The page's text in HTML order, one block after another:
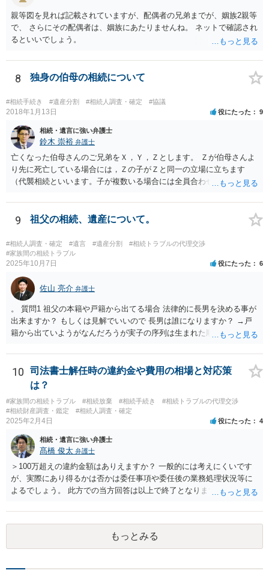
親等図を見れば記載されていますが、配偶者の兄弟までが、姻族2親等
で、 さらにその配偶者は、姻族にあたりませんね。 ネットで確認され
るといいでしょう。
8 独身の伯母の相続について
#相続手続き #遺産分割 #相続人調査・確定 #協議
2018年1月13日 役にたった 9
相続・遺言に強い弁護士
鈴木 崇裕 弁護士
亡くなった伯母さんのご兄弟をＸ，Ｙ，Ｚとします。 Ｚが伯母さんよ
り先に死亡している場合には，Ｚの子がＺと同一の立場に立ちます
（代襲相続といいます。子が複数いる場合には全員合わせてＺと同一
つの相続分を有していますので， そのことを前提として，遺産分割協
議をすることになります（必ずしも３分の１ずつにしなくても，合意
ができれば構いません。）。 今後の対応としては， ①伯母さんの相続
財産（遺産）の全容を整理する（預貯金，有価証券，不動産等の有無
を調べることになります。） ②相続財産に照らし，相続税の申告の準
備をする（税理士の先生にご相談ください。） ③遺産分割協議をする
（ご本人同士で行っても構いませんし，弁護士に相談することもよろ
しいと思います。） ことになります。
9 祖父の相続、遺産について。
#相続人調査・確定 #遺言 #遺産分割
#相続トラブルの代理交渉
#家族間の相続トラブル
2025年10月7日 役にたった 6
佐山 亮介 弁護士
。 質問1 祖父の本籍や戸籍から出てる場合 法律的に長男を決める事が
出来ますか？ もしくは見解でいいので 長男は誰になりますか？ →戸
籍から出ていようがなんだろうが実子の序列は生まれた順ですから、
書が腹違いの長男に向けてある場合 書かれてる内容が最優先にされる
のですか？ →遺書というのが、法律上の遺言の形式を守っている限り
はそのとおりです。 質問3 父が腹違いの長男に法律的に優位になれそ
うな事はありますか？ →遺言が有効な場合、優位に立つことはできま
せんが、お祖父様が認知症であるなどの「遺言が作れないはずの事
情」があるならば①遺言無効確認の訴えを起こすのは一つの手です。
問4 相続トラブルの代理交渉は可能でしょうか。 →一般論としては可
能ですが、お伺いする内容ですとお祖父様が亡くなられた後に動くこ
とになるでしょう。
10
司法書士解任時の違約金や費用の相場と対応策
は？
#家族間の相続トラブル #相続放棄 #相続手続き
#相続トラブルの代理交渉
#相続財産調査・鑑定
#相続人調査・確定
2025年2月4日 役にたった 4
相続・遺言に強い弁護士
髙橋 俊太 弁護士
＞100万超えの違約金額はありえますか？ 一般的には考えにくいです
が、実際にあり得るかは否かは委任事項や委任後の業務処理状況等に
よるでしょう。 此方での当方回答は以上で終了となりますが、参考に
もっとみる